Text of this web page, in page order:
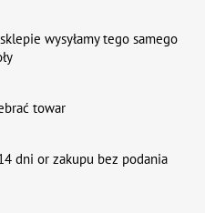
wysyłamy tego samego
towar
dni or zakupu bez podania